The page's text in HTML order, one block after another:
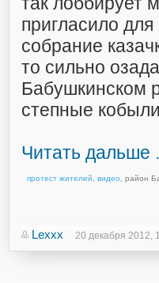
пригласило
собрание
то сильно
Бабушкинском
степные
Читать дальше
протест жителей видео район
Lexxx 20 декабря 2012,